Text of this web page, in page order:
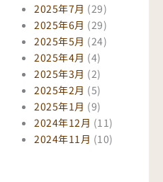
2025年7月 (29)
2025年6月 (29)
2025年5月 (24)
2025年4月 (4)
2025年3月 (2)
2025年2月 (5)
2025年1月 (9)
2024年12月 (11)
2024年11月 (10)